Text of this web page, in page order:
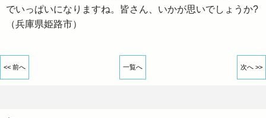
でいっぱいになりますね。皆さん、いかが思いでしょうか?
（兵庫県姫路市）
<< 前へ 一覧へ 次へ >>